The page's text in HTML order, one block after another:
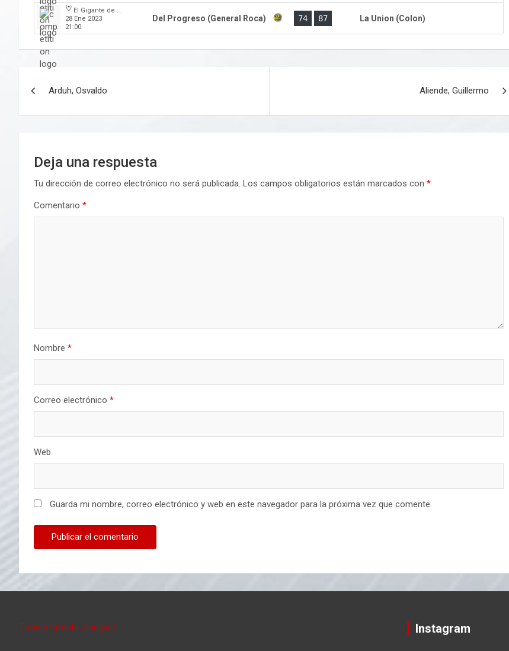
El Gigante de la calle Maipú
28 Ene 2023
21:00
Del Progreso (General Roca) 74 87 La Union (Colon)
Arduh, Osvaldo Aliende, Guillermo
Deja una respuesta
Tu dirección de correo electrónico no será publicada. Los campos obligatorios están marcados con *
Comentario *
Nombre *
Correo electrónico *
Web
Guarda mi nombre, correo electrónico y web en este navegador para la próxima vez que comente.
Tweets by data_basquet Instagram